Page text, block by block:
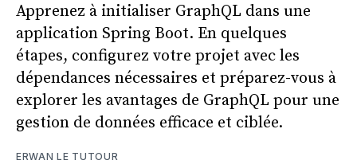
Apprenez à initialiser GraphQL dans une
application Spring Boot. En quelques
étapes, configurez votre projet avec les
dépendances nécessaires et préparez-vous à
explorer les avantages de GraphQL pour une
gestion de données efficace et ciblée.
ERWAN LE TUTOUR